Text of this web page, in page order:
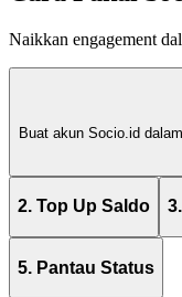
Naikkan engagement
Buat akun Socio.id
2. Top Up Saldo
5. Pantau Status